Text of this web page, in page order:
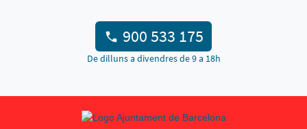
900 533 175
De dilluns a divendres de 9 a 18h